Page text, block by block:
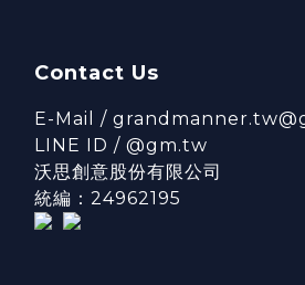
Contact Us
E-Mail /
LINE ID / @gm.tw
沃思創意股份有限公司
統編：24962195